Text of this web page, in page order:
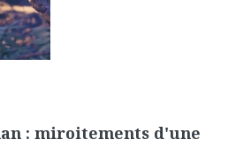
: miroitements d'une